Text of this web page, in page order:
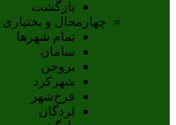
بازگشت
چهارمحال و بختیاری
تمام شهر‌ها
سامان
بروجن
شهرکرد
فرخ‌شهر
لردگان